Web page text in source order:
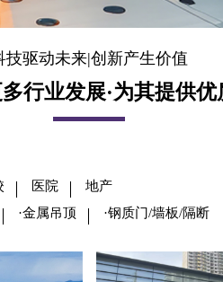
技驱动未来|创新产生价值
行业发展·为其提供优
医院
地产
·金属吊顶 ·钢质门/墙板/隔断